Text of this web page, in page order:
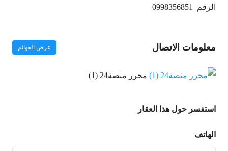
الرقم 0998356851
معلومات الاتصال عرض القوائم
محرر منصة24 (1)
استفسر حول هذا العقار
الهاتف